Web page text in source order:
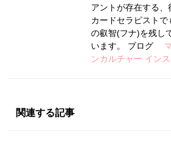
アントが存在する、
カードセラピスト
の叡智(フナ)を残し
います。 ブログ
ンカルチャー イン
関連する記事